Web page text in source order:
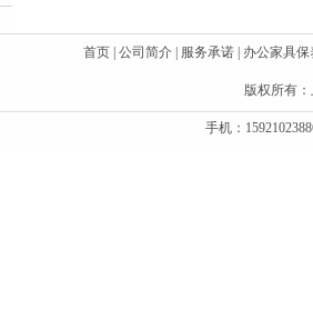
首页 公司简介 服务承诺 办公家具保
版权所有
手机：